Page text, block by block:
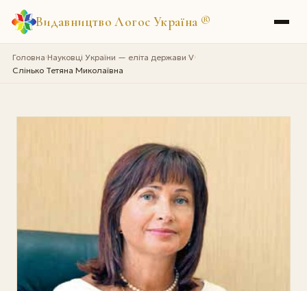
Видавництво Логос Україна ®
Головна›Науковці України — еліта держави V›
Слінько Тетяна Миколаївна